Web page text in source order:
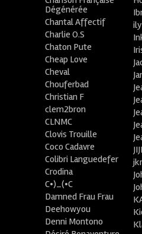
Dégénérée
Chantal Affectif
Charlie O.S
Chaton Pute
Cheap Love
Cheval
Chouferbad
Christian F
clem2bron
CLNMC
Clovis Trouille
Coco Cadavre
Colibri Languedefer
Crodina
C•)_(•C
Damned Frau Frau
Deehowyou
Denni Montono
JIJI